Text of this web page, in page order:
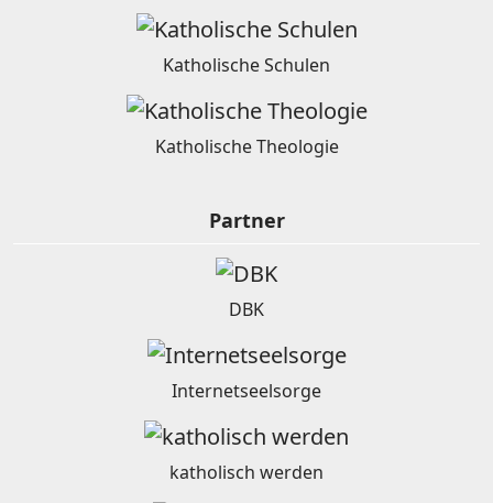
Katholische Schulen
Katholische Theologie
Partner
DBK
Internetseelsorge
katholisch werden